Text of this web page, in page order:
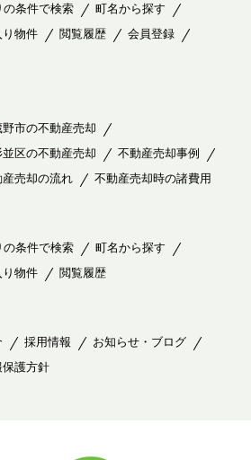
の条件で検索
町名から探す
り物件 閲覧履歴
会員登録
野市の不動産売却
並区の不動産売却
不動産売却事例
産売却の流れ 不動産売却時の諸費用
の条件で検索
町名から探す
り物件 閲覧履歴
採用情報
お知らせ・ブログ
護方針